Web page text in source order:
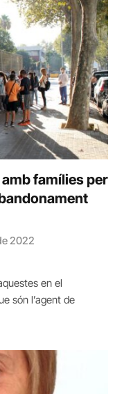
famílies per
2022
en el
són l’agent de